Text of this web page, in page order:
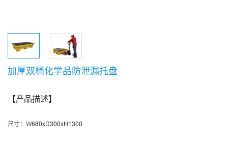
加厚双桶化学品防泄漏托盘
【产品描述】
尺寸：W680xD300xH1300